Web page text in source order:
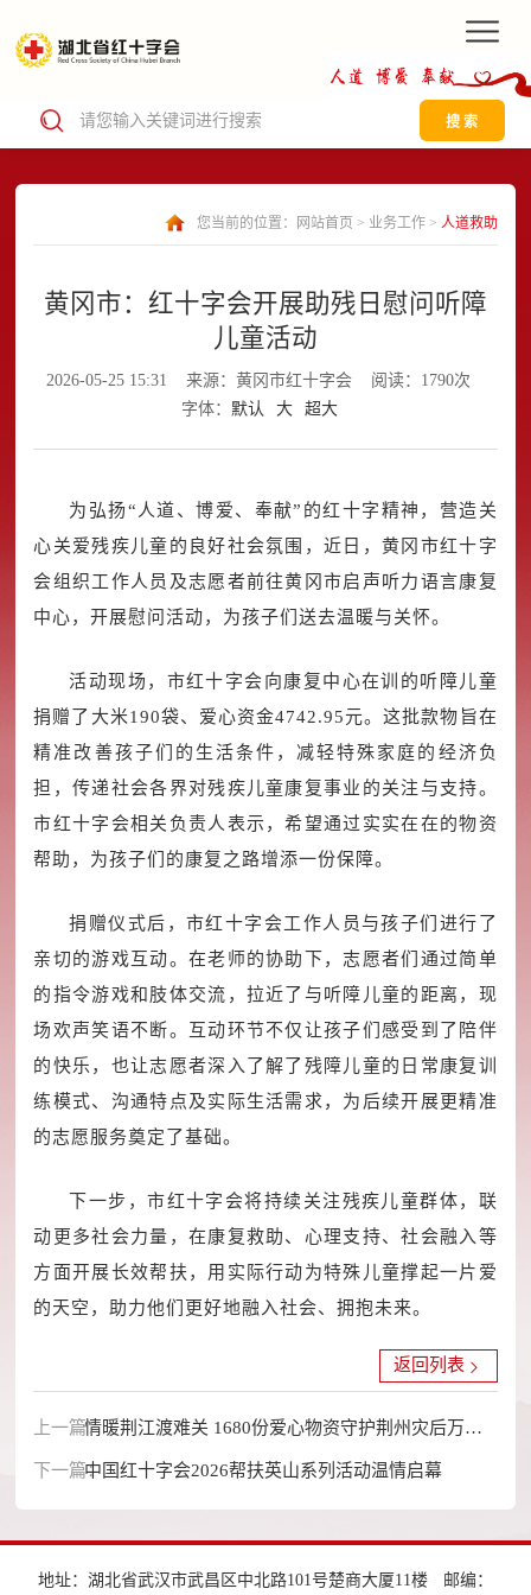
搜 索
您当前的位置： 网站首页 > 业务工作> 人道救助
黄冈市：红十字会开展助残日慰问听障
儿童活动
2026-05-25 15:31 来源：黄冈市红十字会
阅读：1790次
字体： 默认 大 超大
为弘扬“人道、博爱、奉献”的红十字精神，营造关
心关爱残疾儿童的良好社会氛围，近日，黄冈市红十字
会组织工作人员及志愿者前往黄冈市启声听力语言康复
中心，开展慰问活动，为孩子们送去温暖与关怀。
活动现场，市红十字会向康复中心在训的听障儿童
捐赠了大米190袋、爱心资金4742.95元。这批款物旨在
精准改善孩子们的生活条件，减轻特殊家庭的经济负
担，传递社会各界对残疾儿童康复事业的关注与支持。
市红十字会相关负责人表示，希望通过实实在在的物资
帮助，为孩子们的康复之路增添一份保障。
捐赠仪式后，市红十字会工作人员与孩子们进行了
亲切的游戏互动。在老师的协助下，志愿者们通过简单
的指令游戏和肢体交流，拉近了与听障儿童的距离，现
场欢声笑语不断。互动环节不仅让孩子们感受到了陪伴
的快乐，也让志愿者深入了解了残障儿童的日常康复训
练模式、沟通特点及实际生活需求，为后续开展更精准
的志愿服务奠定了基础。
下一步，市红十字会将持续关注残疾儿童群体，联
动更多社会力量，在康复救助、心理支持、社会融入等
方面开展长效帮扶，用实际行动为特殊儿童撑起一片爱
的天空，助力他们更好地融入社会、拥抱未来。
上一篇：情暖荆江渡难关 1680份爱心物资守护荆州灾后万家
灯火
下一篇：中国红十字会2026帮扶英山系列活动温情启幕
返回列表
地址：湖北省武汉市武昌区中北路101号楚商大厦11楼 邮编：